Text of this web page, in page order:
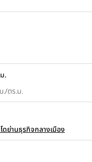
.
./ตร.ม.
ดย่านธุรกิจกลางเมือง